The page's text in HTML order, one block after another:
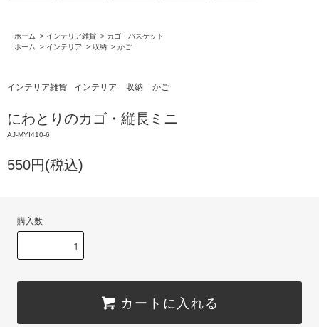
ホーム > インテリア雑貨 > カゴ・バスケット
ホーム
> インテリア > 収納 > かご
インテリア雑貨 インテリア 収納 かご
にわとりのカゴ・縦長ミニ
AJ-MYI410-6
550円(税込)
購入数
カートに入れる